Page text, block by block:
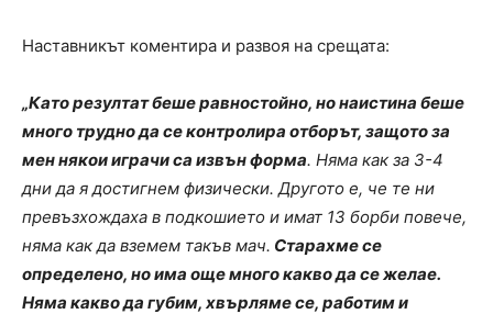
Наставникът коментира и развоя на срещата:
„Като резултат беше равностойно, но наистина беше
много трудно да се контролира отборът, защото за
мен някои играчи са извън форма. Няма как за 3-4
дни да я достигнем физически. Другото е, че те ни
превъзхождаха в подкошието и имат 13 борби повече,
няма как да вземем такъв мач. Старахме се
определено, но има още много какво да се желае.
Няма какво да губим, хвърляме се, работим и